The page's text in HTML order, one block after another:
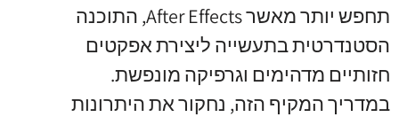
תחפש יותר מאשר After Effects, התוכנה
הסטנדרטית בתעשייה ליצירת אפקטים
חזותיים מדהימים וגרפיקה מונפשת.
במדריך המקיף הזה, נחקור את היתרונות